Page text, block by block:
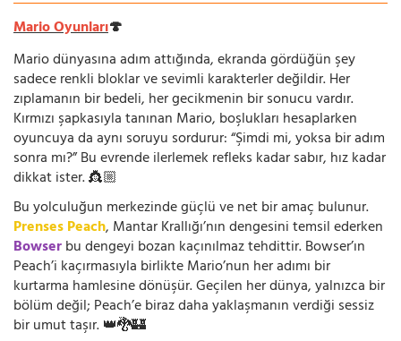
Mario Oyunları🍄
Mario dünyasına adım attığında, ekranda gördüğün şey
sadece renkli bloklar ve sevimli karakterler değildir. Her
zıplamanın bir bedeli, her gecikmenin bir sonucu vardır.
Kırmızı şapkasıyla tanınan Mario, boşlukları hesaplarken
oyuncuya da aynı soruyu sordurur: “Şimdi mi, yoksa bir adım
sonra mı?” Bu evrende ilerlemek refleks kadar sabır, hız kadar
dikkat ister. 👸🏼
Bu yolculuğun merkezinde güçlü ve net bir amaç bulunur.
Prenses Peach, Mantar Krallığı’nın dengesini temsil ederken
Bowserbu dengeyi bozan kaçınılmaz tehdittir. Bowser’ın
Peach’i kaçırmasıyla birlikte Mario’nun her adımı bir
kurtarma hamlesine dönüşür. Geçilen her dünya, yalnızca bir
bölüm değil; Peach’e biraz daha yaklaşmanın verdiği sessiz
bir umut taşır. 👑🐉🏰